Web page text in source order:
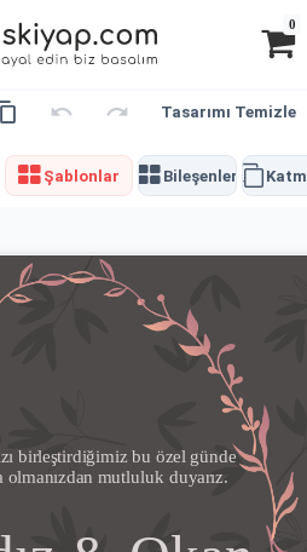
0
Tasarımı Temizle
Şablonlar Bileşenler